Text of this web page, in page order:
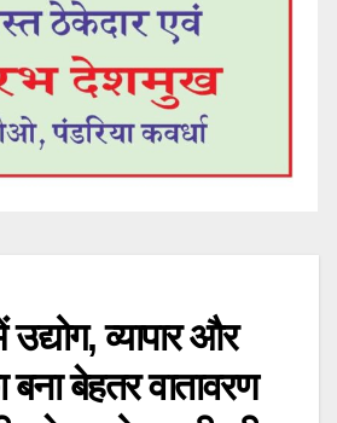
व्यापार और
बना बेहतर वातावरण